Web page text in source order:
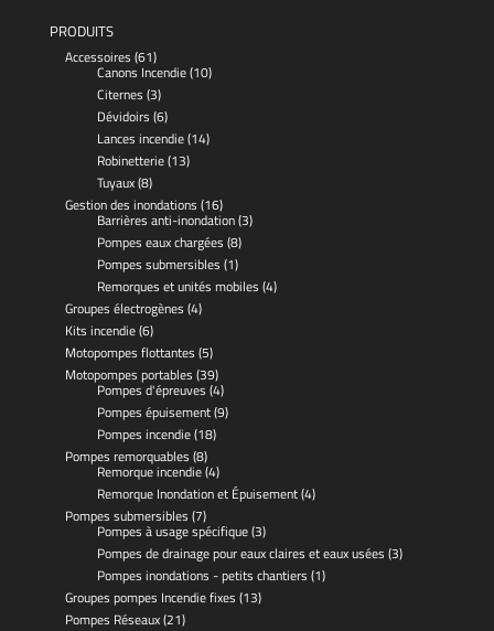
PRODUITS
Accessoires (61)
Canons Incendie(10)
Citernes (3)
Dévidoirs (6)
Lances incendie(14)
Robinetterie(13)
Tuyaux(8)
Gestion des inondations (16)
Barrières anti-inondation(3)
Pompes eaux chargées (8)
Pompes submersibles (1)
Remorques et unités mobiles (4)
Groupes électrogènes (4)
Kits incendie(6)
Motopompes flottantes (5)
Motopompes portables (39)
Pompes d'épreuves (4)
Pompes épuisement(9)
Pompes incendie(18)
Pompes remorquables (8)
Remorque incendie(4)
Remorque Inondation et Épuisement(4)
Pompes submersibles (7)
Pompes à usage spécifique(3)
Pompes de drainage pour eaux claires et eaux usées (3)
Pompes inondations - petits chantiers (1)
Groupes pompes Incendie fixes (13)
Pompes Réseaux(21)